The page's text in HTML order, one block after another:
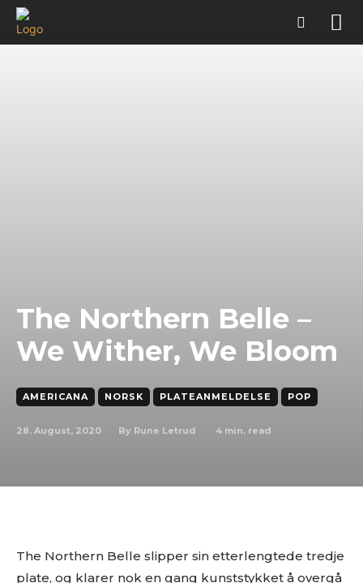
The Northern Belle –
We Wither, We Bloom
AMERICANA NORSK PLATEANMELDELSE POP
28. August, 2020 By Rune Letrud 4 min. read
The Northern Belle slipper sin etterlengtede tredje
plate, og klarer nok en gang kunststykket å overgå